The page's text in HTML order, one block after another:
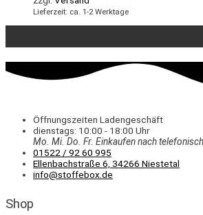
Lieferzeit: ca. 1-2 Werktage
Öffnungszeiten Ladengeschäft
dienstags: 10:00 - 18:00 Uhr
Mo. Mi. Do. Fr. Einkaufennach
01522 / 92 60 995
Ellenbachstraße 6, 34266 Niestetal
info@stoffebox.de
Shop